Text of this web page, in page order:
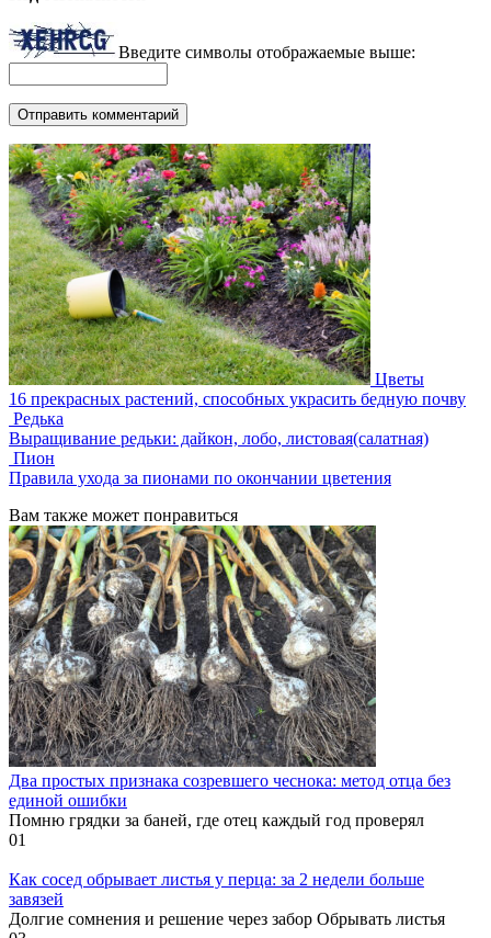
Введите символы отображаемые выше:
Цветы
16 прекрасных растений, способных украсить бедную почву
Редька
Выращивание редьки: дайкон, лобо, листовая(салатная)
Пион
Правила ухода за пионами по окончании цветения
Вам также может понравиться
Два простых признака созревшего чеснока: метод отца без
единой ошибки
Помню грядки за баней, где отец каждый год проверял
01
Как сосед обрывает листья у перца: за 2 недели больше
завязей
Долгие сомнения и решение через забор Обрывать листья